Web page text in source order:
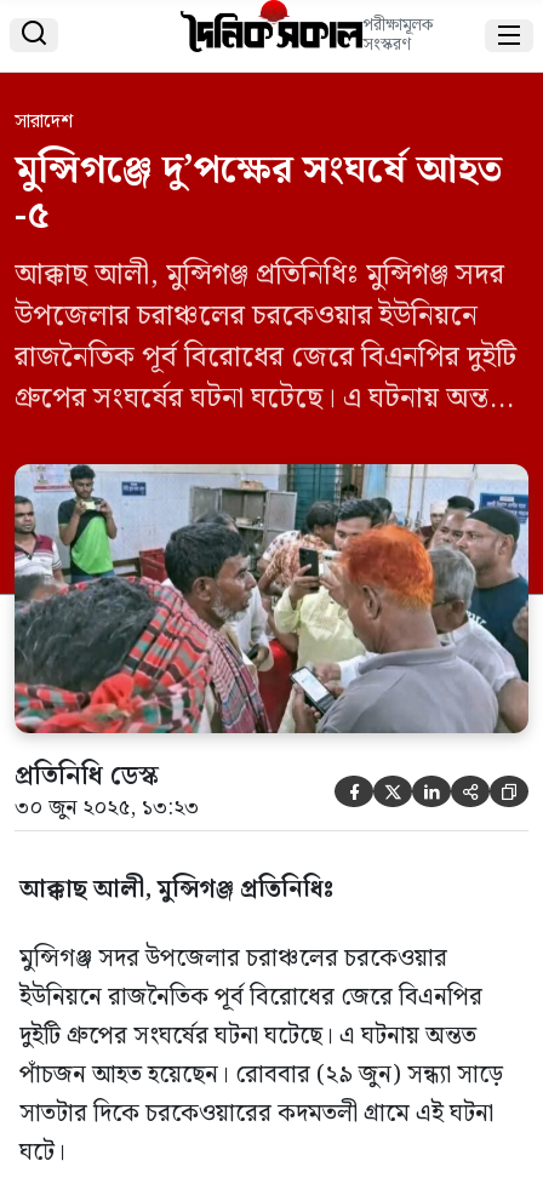
 পরীক্ষামূলক
সংস্করণ 
সারাদেশ
মুন্সিগঞ্জে দু’পক্ষের সংঘর্ষে আহত
-৫
আক্কাছ আলী, মুন্সিগঞ্জ প্রতিনিধিঃ মুন্সিগঞ্জ সদর
উপজেলার চরাঞ্চলের চরকেওয়ার ইউনিয়নে
রাজনৈতিক পূর্ব বিরোধের জেরে বিএনপির দুইটি
গ্রুপের সংঘর্ষের ঘটনা ঘটেছে। এ ঘটনায় অন্তত
সন্ধ্যা সাড়ে সাতটার দিকে চরকেওয়ারের
কদমতলী গ্রামে এই ঘটনা ঘটে। আহতরা হলেন—
শাহাজাহান বেপারী, আবুল হোসেন বেপারী,
শাহাদাত বেপারী, আব্দুল সালাম বেপারী ও
আব্দুল হক বেপারী। তারা বর্তমানে […]
প্রতিনিধি ডেস্ক
৩০ জুন ২০২৫, ১৩:২৩     
আক্কাছ আলী, মুন্সিগঞ্জ প্রতিনিধিঃ
মুন্সিগঞ্জ সদর উপজেলার চরাঞ্চলের চরকেওয়ার
ইউনিয়নে রাজনৈতিক পূর্ব বিরোধের জেরে বিএনপির
দুইটি গ্রুপের সংঘর্ষের ঘটনা ঘটেছে। এ ঘটনায় অন্তত
পাঁচজন আহত হয়েছেন। রোববার (২৯ জুন) সন্ধ্যা সাড়ে
সাতটার দিকে চরকেওয়ারের কদমতলী গ্রামে এই ঘটনা
ঘটে।